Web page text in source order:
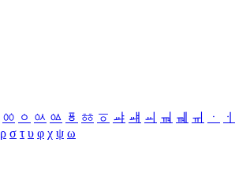
ㆀ ㆁ ㆂ ㆃ ㆄ ㆅ ㆆ ㆇ ㆈ ㆉ ㆊ ㆋ ㆌ ㆍ
ㆎ
ρ σ τ υ φ χ ψ ω